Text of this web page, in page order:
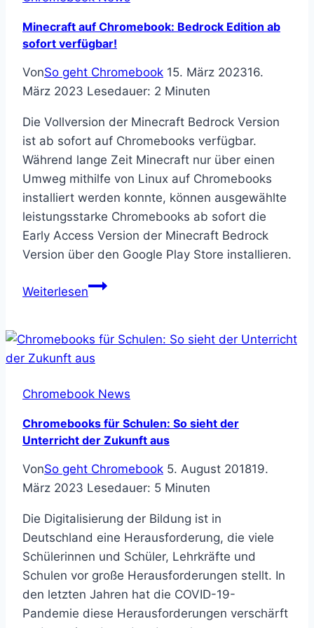
Minecraft auf Chromebook: Bedrock Edition ab
sofort verfügbar!
VonSo geht Chromebook 15. März 202316.
März 2023 Lesedauer: 2 Minuten
Die Vollversion der Minecraft Bedrock Version
ist ab sofort auf Chromebooks verfügbar.
Während lange Zeit Minecraft nur über einen
Umweg mithilfe von Linux auf Chromebooks
installiert werden konnte, können ausgewählte
leistungsstarke Chromebooks ab sofort die
Early Access Version der Minecraft Bedrock
Version über den Google Play Store installieren.
WeiterlesenMinecraft
Bedrock
Edition
sofort
verfügbar!
Chromebook News
Chromebooks für Schulen: So sieht der
Unterricht der Zukunft aus
VonSo geht Chromebook 5. August 201819.
März 2023 Lesedauer: 5 Minuten
Die Digitalisierung der Bildung ist in
Deutschland eine Herausforderung, die viele
Schülerinnen und Schüler, Lehrkräfte und
Schulen vor große Herausforderungen stellt. In
den letzten Jahren hat die COVID-19-
Pandemie diese Herausforderungen verschärft